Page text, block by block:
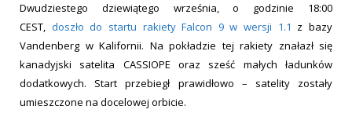
Dwudziestego dziewiątego września, o godzinie 18:00
CEST, doszło do startu rakiety Falcon 9 w wersji 1.1 z bazy
Vandenberg w Kalifornii. Na pokładzie tej rakiety znałazł się
kanadyjski satelita CASSIOPE oraz sześć małych ładunków
dodatkowych. Start przebiegł prawidłowo – satelity zostały
umieszczone na docelowej orbicie.